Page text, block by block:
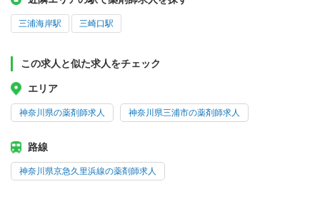
三浦海岸駅 三崎口駅
この求人と似た求人をチェック
エリア
神奈川県の薬剤師求人 神奈川県三浦市の薬剤師求人
路線
神奈川県京急久里浜線の薬剤師求人